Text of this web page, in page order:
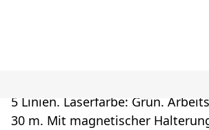
5 Linien. Laserfarbe: Grün.
30 m. Mit magnetischer